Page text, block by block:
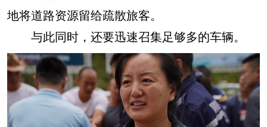
地将道路资源留给疏散旅客。
与此同时，还要迅速召集足够多的车辆。